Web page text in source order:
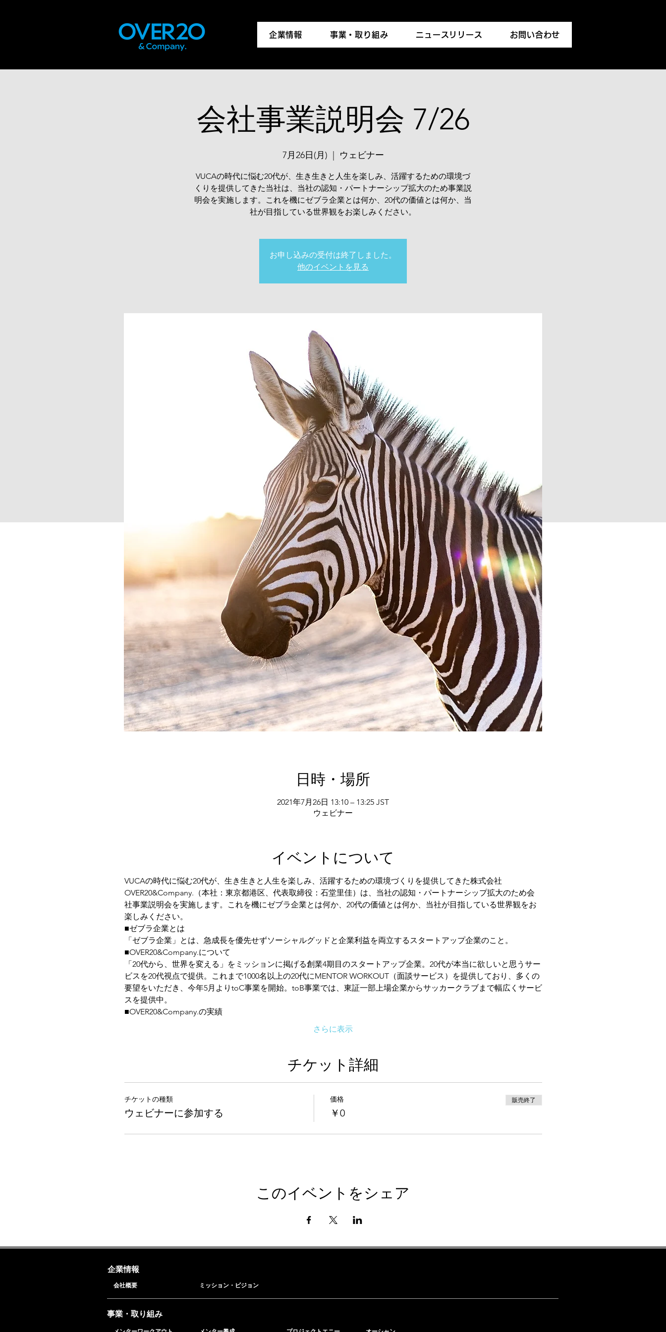
企業情報 事業・取り組み ニュースリリース お問い合わせ
会社事業説明会 7/26
7月26日(月) ウェビナー
VUCAの時代に悩む20代が、生き生きと人生を楽しみ、活躍するための環境づ
くりを提供してきた当社は、当社の認知・パートナーシップ拡大のため事業説
明会を実施します。これを機にゼブラ企業とは何か、20代の価値とは何か、当
社が目指している世界観をお楽しみください。
お申し込みの受付は終了しました。
他のイベントを見る
日時・場所
2021年7月26日 13:10 – 13:25 JST
ウェビナー
イベントについて
VUCAの時代に悩む20代が、生き生きと人生を楽しみ、活躍するための環境づくりを提供してきた株式会社
OVER20&Company.（本社：東京都港区、代表取締役：石堂里佳）は、当社の認知・パートナーシップ拡大のため会
社事業説明会を実施します。これを機にゼブラ企業とは何か、20代の価値とは何か、当社が目指している世界観をお
楽しみください。
■ゼブラ企業とは
「ゼブラ企業」とは、急成長を優先せずソーシャルグッドと企業利益を両立するスタートアップ企業のこと。
■OVER20&Company.について
「20代から、世界を変える」をミッションに掲げる創業4期目のスタートアップ企業。20代が本当に欲しいと思うサー
ビスを20代視点で提供。これまで1000名以上の20代にMENTOR WORKOUT（面談サービス）を提供しており、多くの
要望をいただき、今年5月よりtoC事業を開始。toB事業では、東証一部上場企業からサッカークラブまで幅広くサービ
スを提供中。
■OVER20&Company.の実績
さらに表示
チケット詳細
チケットの種類
ウェビナーに参加する
価格
￥0
販売終了
このイベントをシェア
企業情報
会社概要 ミッション・ビジョン
事業・取り組み